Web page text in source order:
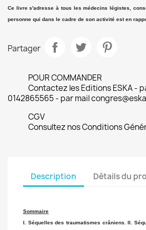
Ce livre s'adresse à tous les médecins légistes,
personne qui dans le cadre de son activité est en
Partager
POUR COMMANDER
Contactez les Editions ESKA -
0142865565 - par mail
CGV
Consultez nos Conditions
Description Détails du
Sommaire
I. Séquelles des traumatismes crâniens. II.